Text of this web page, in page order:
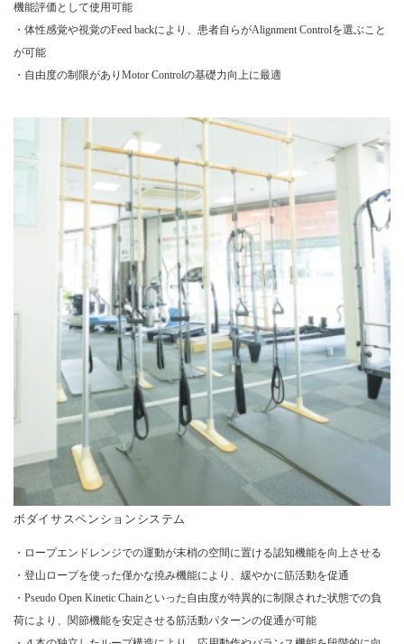
機能評価として使用可能
・体性感覚や視覚のFeed backにより、患者自らがAlignment Controlを選ぶこと
が可能
・自由度の制限がありMotor Controlの基礎力向上に最適
ボダイサスペンションシステム
・ロープエンドレンジでの運動が末梢の空間に置ける認知機能を向上させる
・登山ロープを使った僅かな撓み機能により、緩やかに筋活動を促通
・Pseudo Open Kinetic Chainといった自由度が特異的に制限された状態での負
荷により、関節機能を安定させる筋活動パターンの促通が可能